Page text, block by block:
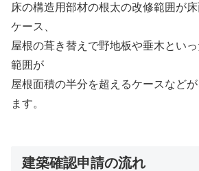
床の構造用部材の根太の改修範囲が
ケース、
屋根の葺き替えで野地板や垂木とい
範囲が
屋根面積の半分を超えるケースなど
ます。
建築確認申請の流れ